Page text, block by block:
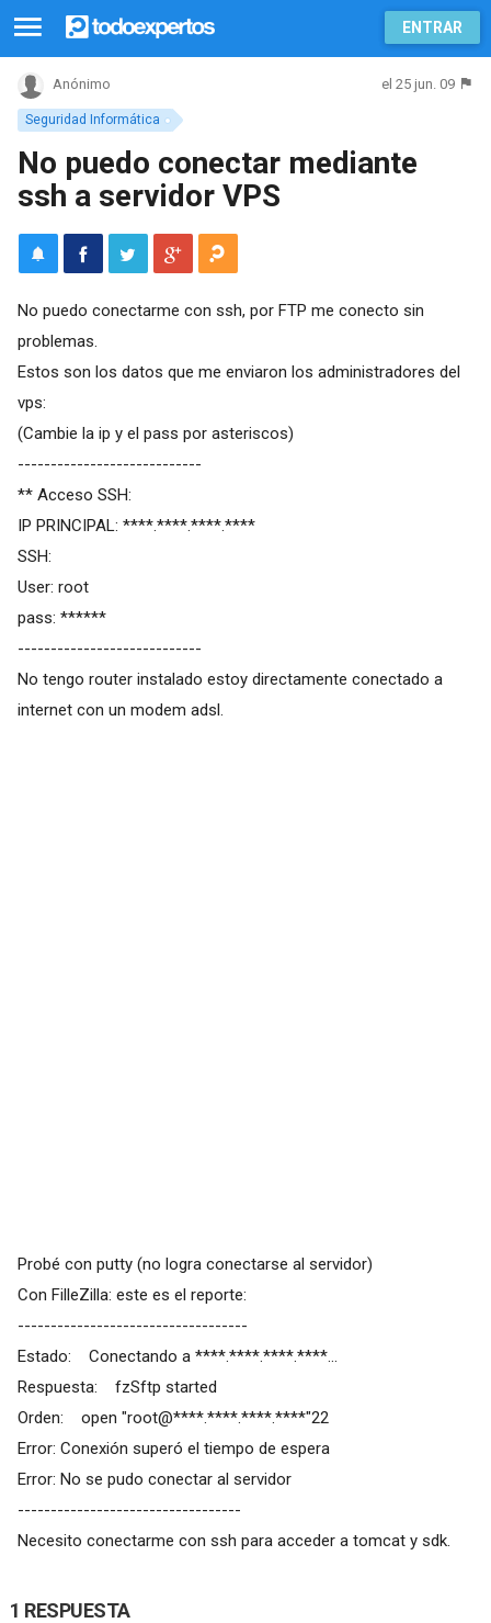
ENTRAR
Seguridad Informática
Anónimo el 25 jun. 09
No puedo conectar mediante
ssh a servidor VPS
No puedo conectarme con ssh, por FTP me conecto sin
problemas.
Estos son los datos que me enviaron los administradores del
vps:
(Cambie la ip y el pass por asteriscos)
----------------------------
** Acceso SSH:
IP PRINCIPAL: ****.****.****.****
SSH:
User: root
pass: ******
----------------------------
No tengo router instalado estoy directamente conectado a
internet con un modem adsl.
Probé con putty (no logra conectarse al servidor)
Con FilleZilla: este es el reporte:
-----------------------------------
Estado: Conectando a ****.****.****.****...
Respuesta: fzSftp started
Orden: open "root@****.****.****.****"22
Error: Conexión superó el tiempo de espera
Error: No se pudo conectar al servidor
----------------------------------
Necesito conectarme con ssh para acceder a tomcat y sdk.
1 RESPUESTA